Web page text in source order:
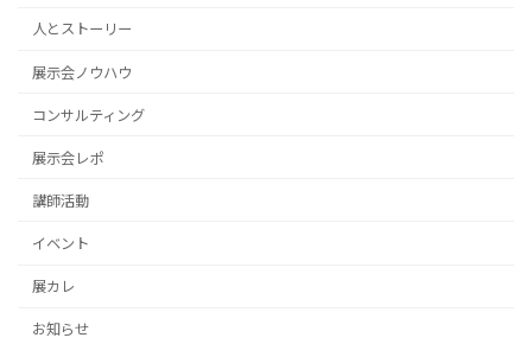
人とストーリー
展示会ノウハウ
コンサルティング
展示会レポ
講師活動
イベント
展カレ
お知らせ